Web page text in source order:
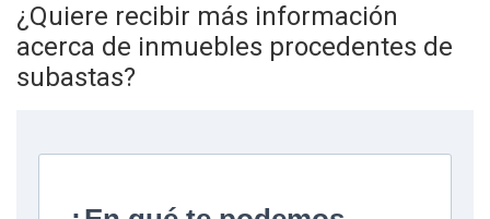
¿Quiere recibir más información
acerca de inmuebles procedentes de
subastas?